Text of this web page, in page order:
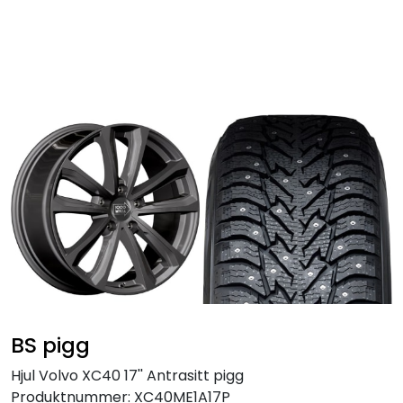
BS pigg
Hjul Volvo XC40 17'' Antrasitt pigg
Produktnummer: XC40ME1A17P
Hjulpakker
Felger
Lastebil
Buss
Anlegg